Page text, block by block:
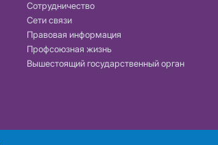
Сотрудничество
Сети связи
Правовая информация
Профсоюзная жизнь
Вышестоящий государственный орган